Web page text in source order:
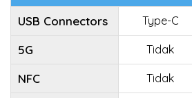
USB Connectors
Type-C
5G Tidak
NFC Tidak